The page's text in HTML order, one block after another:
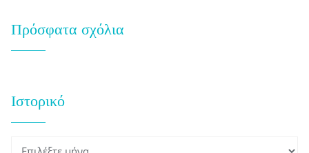
Πρόσφατα σχόλια
Ιστορικό
Ιστορικό